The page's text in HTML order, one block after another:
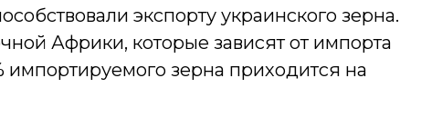
экспорту украинского зерна.
Африки, которые зависят от импорта
зерна приходится на